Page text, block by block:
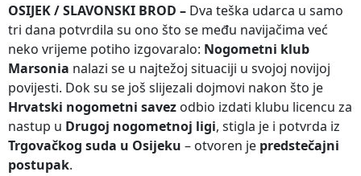
OSIJEK / SLAVONSKI BROD – Dva teška udarca u samo
tri dana potvrdila su ono što se među navijačima već
neko vrijeme potiho izgovaralo: Nogometni klub
Marsonia nalazi se u najtežoj situaciji u svojoj novijoj
povijesti. Dok su se još slijezali dojmovi nakon što je
Hrvatski nogometni savez odbio izdati klubu licencu za
nastup u Drugoj nogometnoj ligi, stigla je i potvrda iz
Trgovačkog suda u Osijeku – otvoren je predstečajni
postupak.